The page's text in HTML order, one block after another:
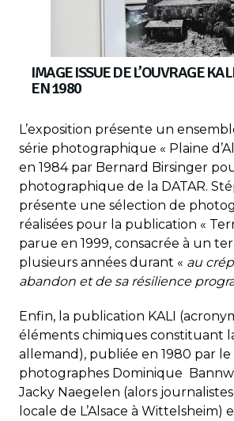
IMAGE ISSUE DE L’OUVRAGE
EN 1980
L’exposition présente un
série photographique « Plaine
en 1984 par Bernard Birsinger
photographique de la DATAR.
présente une sélection de
réalisées pour la publication «
parue en 1999, consacrée à un
plusieurs années durant « au
abandon et de sa résilience
Enfin, la publication KALI
éléments chimiques constituant
allemand), publiée en 1980 par
photographes Dominique
Jacky Naegelen (alors journalistes
locale de L’Alsace à Wittelsheim)